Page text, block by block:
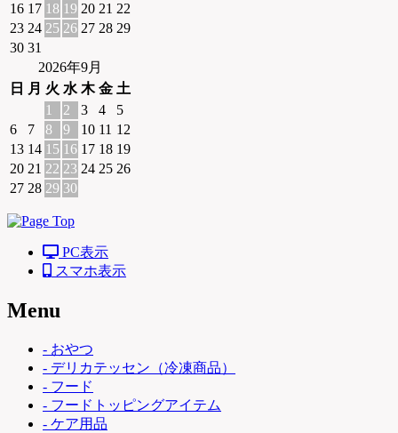
16 17 18 19 20 21 22
23 24 25 26 27 28 29
30 31
2026年9月
日
月 火 水 木 金 土
1
2 3 4
5
6
7 8 9 10 11 12
13 14 15 16 17 18 19
20 21 22 23 24 25 26
27 28 29 30
PC表示
スマホ表示
Menu
- おやつ
- デリカテッセン（冷凍商品）
- フード
- フードトッピングアイテム
- ケア用品